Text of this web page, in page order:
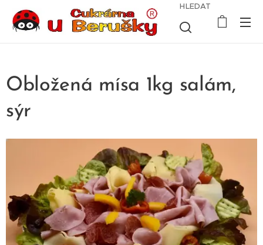
HLEDAT
Obložená mísa 1kg salám,
sýr